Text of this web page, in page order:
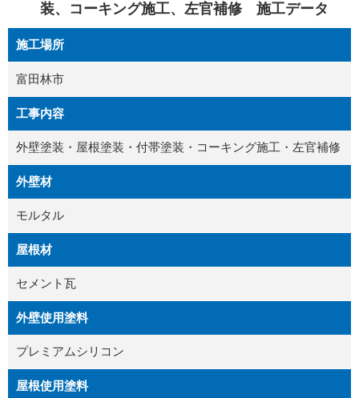
装、コーキング施工、左官補修 施工データ
施工場所
富田林市
工事内容
外壁塗装・屋根塗装・付帯塗装・コーキング施工・左官補修
外壁材
モルタル
屋根材
セメント瓦
外壁使用塗料
プレミアムシリコン
屋根使用塗料